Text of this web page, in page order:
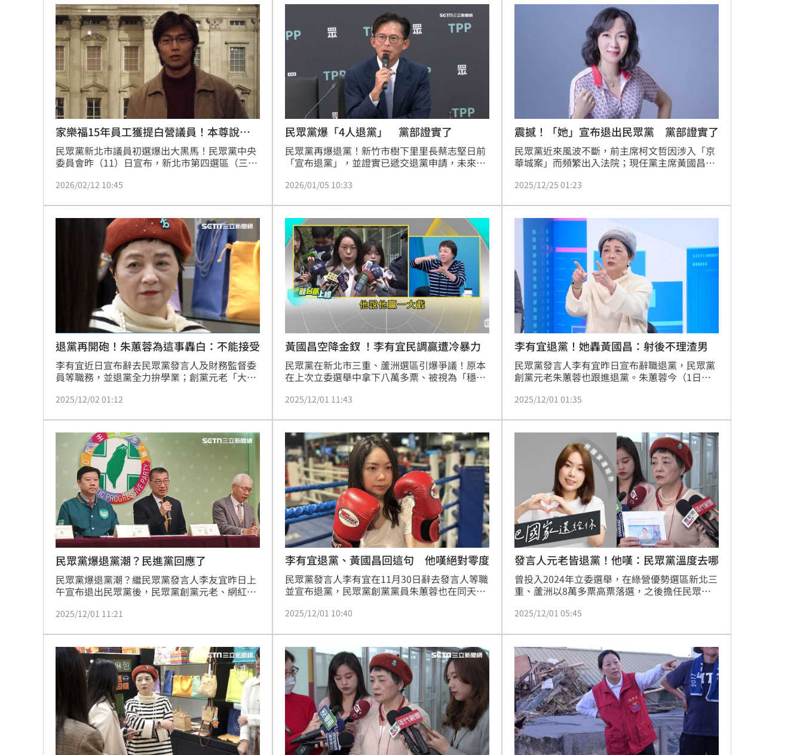
生平不做虧心事不怕搜索票敲門，真是快樂」。
說。朱蕙蓉也認為，若沒有出事，柯文哲到時會
叫陳佩琪自己去就好。
出來的黨主席，怎會多頭馬車班各自奔走？「說
相信制度不要相信人的人，自己就是破壞制度的
家樂福15年員工獲提白營議員！本尊說話
了
民眾黨新北市議員初選爆出大黑馬！民眾黨中央
委員會昨（11）日宣布，新北市第四選區（三
最受矚目的是，外界原先看好黨主席黃國昌的子
出，孰料最終由在家樂福工作15年的陳彥廷成功
突圍。陳彥廷強調，不是說說，也不是兒戲，一
定會參選到底。
2026/02/12 10:45
民眾黨爆「4人退黨」 黨部證實了
民眾黨再爆退黨！新竹市樹下里里長蔡志堅日前
「宣布退黨」，並證實已遞交退黨申請，未來將
月以來，已有4人接連退出民眾黨，包括李有
給黃國昌之際，爆出退黨潮，恐怕會衝擊2026九
合一大選布局。
2026/01/05 10:33
震撼！「她」宣布退出民眾黨 黨部證實了
民眾黨近來風波不斷，前主席柯文哲因涉入「京
華城案」而頻繁出入法院；現任黨主席黃國昌也
想到今（25）日再度傳出消息，在台中市北屯區
式辦理退黨，並提交聲明書！
2025/12/25 01:23
退黨再開砲！朱蕙蓉為這事轟白：不能接受
李有宜近日宣布辭去民眾黨發言人及財務監督委
員等職務，並退黨全力拚學業；創黨元老「大媽
昌「把射後不理渣男心態發揮到最巔峰」。朱蕙
目仍有諸多疑點之前，柯文哲就用現金買4300萬
商辦，這是一直以來她最不能接受的點。
2025/12/02 01:12
黃國昌空降金釵 ！李有宜民調贏遭冷暴力
民眾黨在新北市三重、蘆洲選區引爆爭議！原本
在上次立委選舉中拿下八萬多票、被視為「穩贏
內基層小草群情激憤，創黨元老朱蕙蓉更公開怒
遭受黃國昌體系的「冷暴力」排擠，硬生生被空
降的「金門曉姐姐」擠走。資深媒體人邱明玉更
在三立政論《新台派上線》揭露內幕：「黨內有
做民調，李有宜說他贏對手姓周的一大截！」
2025/12/01 11:43
李有宜退黨！她轟黃國昌：射後不理渣男
民眾黨發言人李有宜昨日宣布辭職退黨，民眾黨
創黨元老朱蕙蓉也跟進退黨。朱蕙蓉今（1日）
後對同僚對手的涼薄態度，教人不寒而慄，「真
及！黃國昌比起前主席柯文哲嘴巴的苛薄不會講
話，更勝一大籌，民眾黨的『愛民』愛在哪
2025/12/01 01:35
民眾黨爆退黨潮？民進黨回應了
民眾黨爆退黨潮？繼民眾黨發言人李友宜昨日上
午宣布退出民眾黨後，民眾黨創黨元老、網紅
此，民進黨秘書長徐國勇今（1）日受訪時回
他也趁機喊話，歡迎大家加入民進黨，民進黨是
真正為台灣的政黨，為年輕人的政黨。
2025/12/01 11:21
李有宜退黨、黃國昌回這句 他嘆絕對零度
民眾黨發言人李有宜在11月30日辭去發言人等職
並宣布退黨，民眾黨創黨黨員朱蕙蓉也在同天宣
的溫度去哪了？」政治工作者周軒直言，「柯文
了」。
2025/12/01 10:40
發言人元老皆退黨！他嘆：民眾黨溫度去哪
曾投入2024年立委選舉，在綠營優勢選區新北三
重、蘆洲以8萬多票高票落選，之後擔任民眾黨
眾黨創黨黨員、網紅朱蕙蓉也在30日宣布退黨。
溫度去哪了？」引起熱議。
2025/12/01 05:45